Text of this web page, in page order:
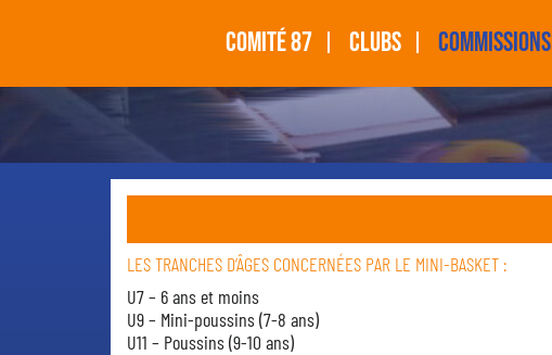
COMITÉ 87 CLUBS COMMISSIONS
LES TRANCHES D’ÂGES CONCERNÉES PAR LE MINI-BASKET :
U7 – 6 ans et moins
U9 – Mini-poussins (7-8 ans)
U11 – Poussins (9-10 ans)